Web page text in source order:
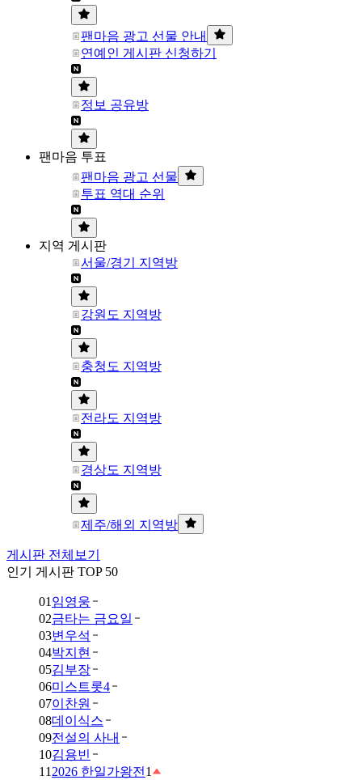
팬마음 광고 선물 안내
연예인 게시판 신청하기
정보 공유방
팬마음 투표
팬마음 광고 선물
투표 역대 순위
지역 게시판
서울/경기 지역방
강원도 지역방
충청도 지역방
전라도 지역방
경상도 지역방
제주/해외 지역방
게시판 전체보기
인기 게시판 TOP 50
01 임영웅
02금타는 금요일
03변우석
04박지현
05김부장
06미스트롯4
07이찬원
08데이식스
09전설의 사내
10김용빈
11 2026 한일가왕전 1